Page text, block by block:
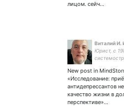
лицом. сейч…
Виталий И.
Юрист, с
Фолловинг,
New post in
«Исследование:
антидепрессантов
качество жизни в
перспективе»…